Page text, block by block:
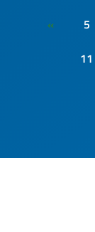
« 5
11